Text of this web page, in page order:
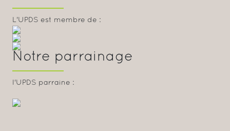
L'UPDS est membre de :
Notre parrainage
l'UPDS parraine :